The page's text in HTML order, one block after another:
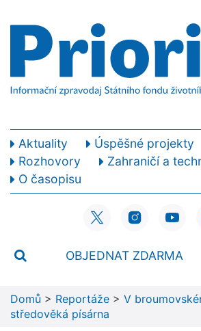
Aktuality Úspěšné projekty
Rozhovory
Zahraničí a
O časopisu
OBJEDNAT ZDARMA
Domů > Reportáže > V
středověká písárna